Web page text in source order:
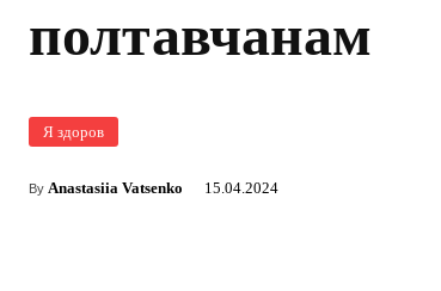
полтавчанам
Я здоров
By Anastasiia Vatsenko 15.04.2024